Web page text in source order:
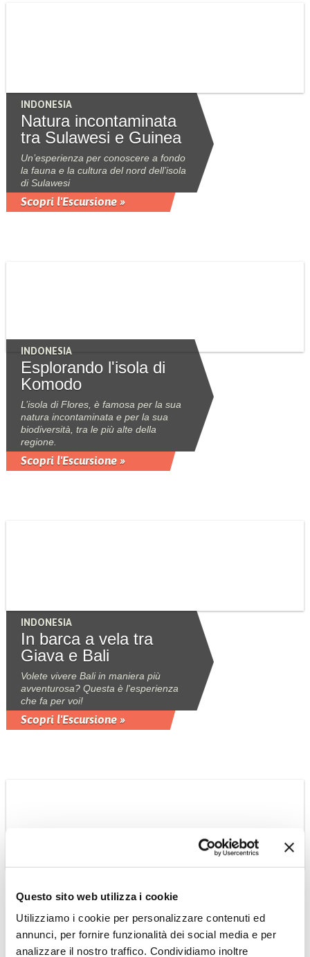
Questo sito web utilizza i cookie
Utilizziamo i cookie per personalizzare contenuti ed
annunci, per fornire funzionalità dei social media e per
analizzare il nostro traffico. Condividiamo inoltre
INDONESIA
Natura incontaminata
tra Sulawesi e Guinea
Un’esperienza per conoscere a fondo
la fauna e la cultura del nord dell’isola
di Sulawesi
Scopri l'Escursione »
INDONESIA
Esplorando l'isola di
Komodo
L’isola di Flores, è famosa per la sua
natura incontaminata e per la sua
biodiversità, tra le più alte della
regione.
Scopri l'Escursione »
INDONESIA
In barca a vela tra
Giava e Bali
Volete vivere Bali in maniera più
avventurosa? Questa è l'esperienza
che fa per voi!
Scopri l'Escursione »
In Yacht con
l'avventuriero
Lawrence Blair a bordo di uno yacht
privato vi accompagnerà alla scoperta